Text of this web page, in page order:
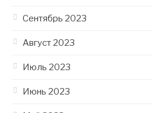
Сентябрь 2023
Август 2023
Июль 2023
Июнь 2023